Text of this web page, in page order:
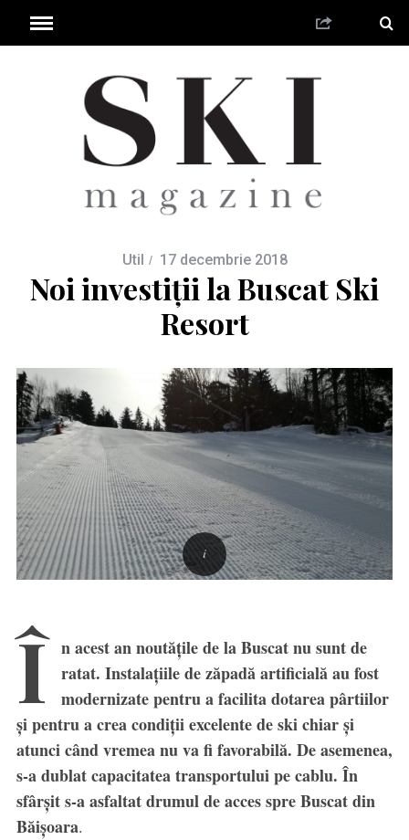
Util 17 decembrie 2018
Noi investiții la Buscat Ski
Resort
Î n acest an noutățile de la Buscat nu sunt de
ratat. Instalațiile de zăpadă artificială au fost
modernizate pentru a facilita dotarea pârtiilor
și pentru a crea condiții excelente de ski chiar și
atunci când vremea nu va fi favorabilă. De asemenea,
s-a dublat capacitatea transportului pe cablu. În
sfârșit s-a asfaltat drumul de acces spre Buscat din
Băișoara.